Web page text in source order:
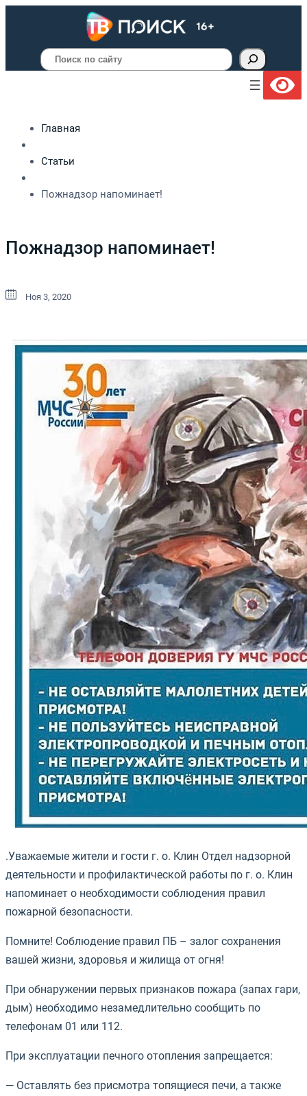
Поиск
Главная
Статьи
Пожнадзор напоминает!
Пожнадзор напоминает!
Ноя 3, 2020
.Уважаемые жители и гости г. о. Клин Отдел надзорной
деятельности и профилактической работы по г. о. Клин
напоминает о необходимости соблюдения правил
пожарной безопасности.
Помните! Соблюдение правил ПБ – залог сохранения
вашей жизни, здоровья и жилища от огня!
При обнаружении первых признаков пожара (запах гари,
дым) необходимо незамедлительно сообщить по
телефонам 01 или 112.
При эксплуатации печного отопления запрещается:
— Оставлять без присмотра топящиеся печи, а также